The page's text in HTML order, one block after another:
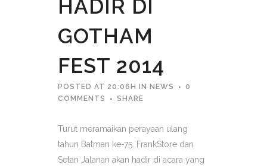
HADIR DI
GOTHAM
FEST 2014
POSTED AT 20:06H IN NEWS
0
COMMENTS
SHARE
Turut meramaikan perayaan ulang
tahun Batman ke-75, FrankStore dan
Setan Jalanan akan hadir di acara yang